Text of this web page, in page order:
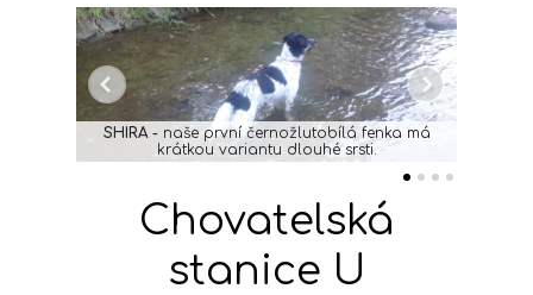
SHIRA - naše první černožlutobílá fenka má
krátkou variantu dlouhé srsti.
Chovatelská
stanice U